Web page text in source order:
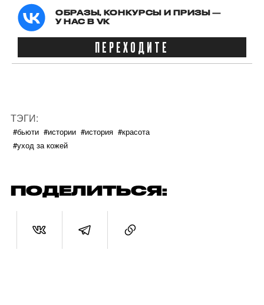
ОБРАЗЫ, КОНКУРСЫ И ПРИЗЫ —
У НАС В VK
ПЕРЕХОДИТЕ
ТЭГИ:
#бьюти #истории #история #красота
#уход за кожей
ПОДЕЛИТЬСЯ: